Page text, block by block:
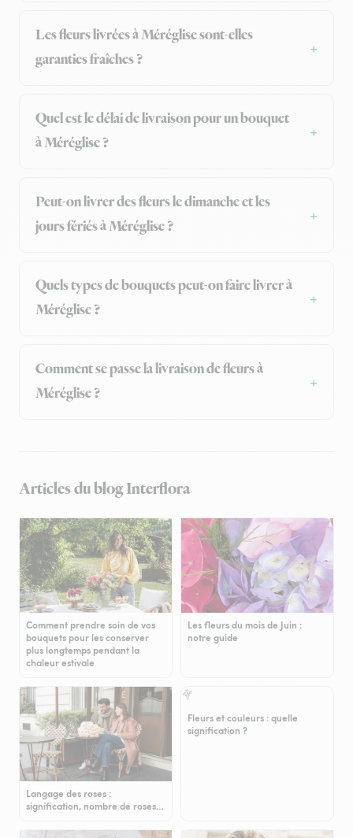
Les fleurs livrées à Méréglise sont-elles
garanties fraîches ?
Quel est le délai de livraison pour un bouquet
à Méréglise ?
Peut-on livrer des fleurs le dimanche et les
jours fériés à Méréglise ?
Quels types de bouquets peut-on faire livrer à
Méréglise ?
Comment se passe la livraison de fleurs à
Méréglise ?
Articles du blog Interflora
Comment prendre soin de vos
bouquets pour les conserver
plus longtemps pendant la
chaleur estivale
Les fleurs du mois de Juin :
notre guide
Langage des roses :
signification, nombre de roses…
Fleurs et couleurs : quelle
signification ?